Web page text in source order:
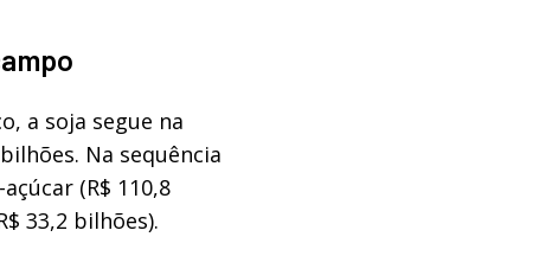
a soja segue na
Na sequência
(R$ 110,8
33,2 bilhões).